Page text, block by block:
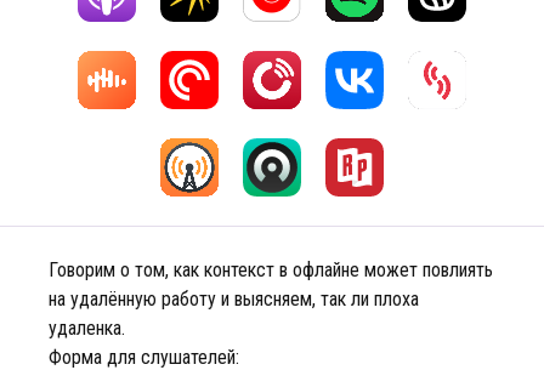
Говорим о том, как контекст в офлайне может повлиять
на удалённую работу и выясняем, так ли плоха
удаленка.
Форма для слушателей: